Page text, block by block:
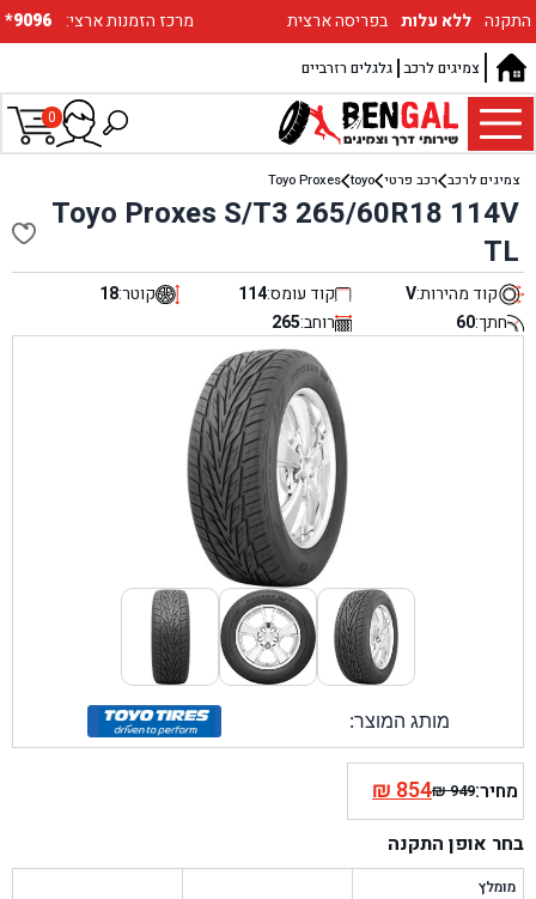
*9096 :מרכז הזמנות ארצי התקנה ללא עלות בפריסה ארצית
גלגלים רזרביים צמיגים לרכב
0
צמיגים לרכב רכב פרטי toyo
Toyo Proxes
Toyo Proxes S/T3 265/60R18 114V
TL
קוד מהירות:V קוד עומס:114 קוטר:18
חתך:60 רוחב:265
מותג המוצר:
מחיר: ₪949
המחיר
המקורי
היה:
₪854המחיר
הנוכחי
הוא:
בחר אופן התקנה
מומלץ